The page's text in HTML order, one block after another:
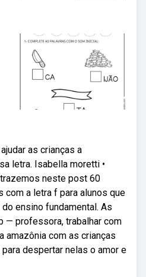
as crianças a
letra. Isabella moretti •
neste post 60
a letra f para alunos que
ensino fundamental. As
— professora, trabalhar com
amazônia com as crianças
despertar nelas o amor e